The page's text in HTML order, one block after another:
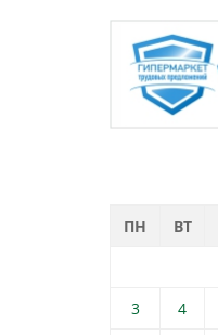
ПН ВТ
3
4